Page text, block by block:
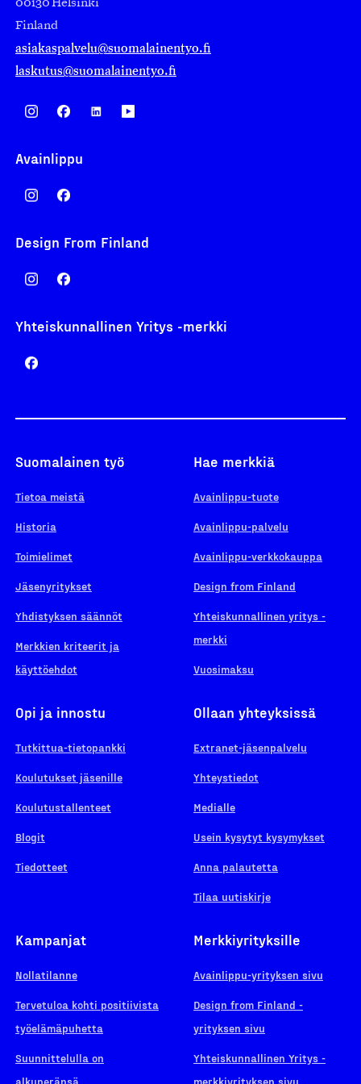
00130 Helsinki
Finland
asiakaspalvelu@suomalainentyo.fi
laskutus@suomalainentyo.fi
Avainlippu
Design From Finland
Yhteiskunnallinen Yritys -merkki
Suomalainen työ
Tietoa meistä
Historia
Toimielimet
Jäsenyritykset
Yhdistyksen säännöt
Merkkien kriteerit ja
käyttöehdot
Hae merkkiä
Avainlippu-tuote
Avainlippu-palvelu
Avainlippu-verkkokauppa
Design from Finland
Yhteiskunnallinen yritys -
merkki
Vuosimaksu
Opi ja innostu
Tutkittua-tietopankki
Koulutukset jäsenille
Koulutustallenteet
Blogit
Tiedotteet
Ollaan yhteyksissä
Extranet-jäsenpalvelu
Yhteystiedot
Medialle
Usein kysytyt kysymykset
Anna palautetta
Tilaa uutiskirje
Kampanjat
Nollatilanne
Tervetuloa kohti positiivista
työelämäpuhetta
Suunnittelulla on
alkuperänsä
Merkkiyrityksille
Avainlippu-yrityksen sivu
Design from Finland -
yrityksen sivu
Yhteiskunnallinen Yritys -
merkkiyrityksen sivu